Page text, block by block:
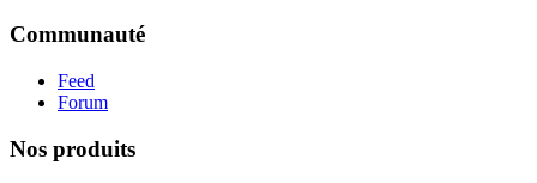
Communauté
Feed
Forum
Nos produits